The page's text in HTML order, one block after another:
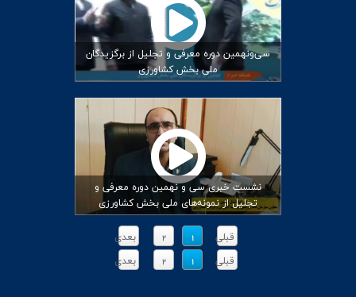
سی‌ونهمین دوره معرفی و تجلیل از برگزیدگان
ملی بخش کشاورزی
نشست خبری سی و نهمین دوره معرفی و
تجلیل از نمونه‌های ملی بخش کشاورزی
قبلی 1
2
بعدی
قبلی
1
2 بعدی